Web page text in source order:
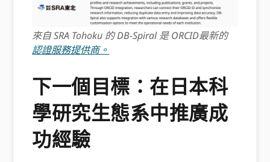
來自 SRA Tohoku 的 DB-Spiral 是 ORCID最新的
認證服務提供商。
下一個目標：在日本科
學研究生態系中推廣成
功經驗